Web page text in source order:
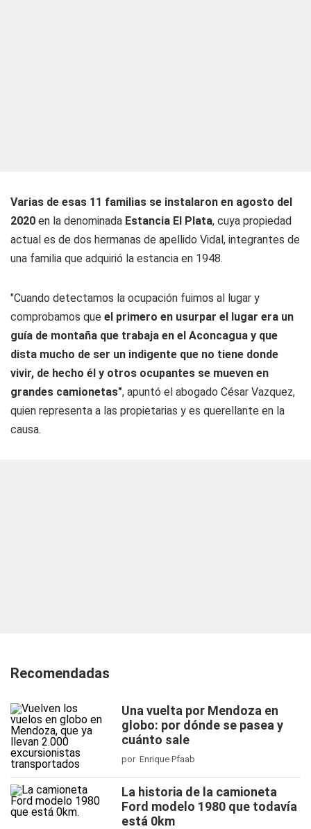
Varias de esas 11 familias se instalaron en agosto del
2020 en la denominada Estancia El Plata, cuya propiedad
actual es de dos hermanas de apellido Vidal, integrantes de
una familia que adquirió la estancia en 1948.
"Cuando detectamos la ocupación fuimos al lugar y
comprobamos que el primero en usurpar el lugar era un
guía de montaña que trabaja en el Aconcagua y que
dista mucho de ser un indigente que no tiene donde
vivir, de hecho él y otros ocupantes se mueven en
grandes camionetas", apuntó el abogado César Vazquez,
quien representa a las propietarias y es querellante en la
causa.
Recomendadas
Una vuelta por Mendoza en
globo: por dónde se pasea y
cuánto sale
por Enrique Pfaab
La historia de la camioneta
Ford modelo 1980 que todavía
está 0km